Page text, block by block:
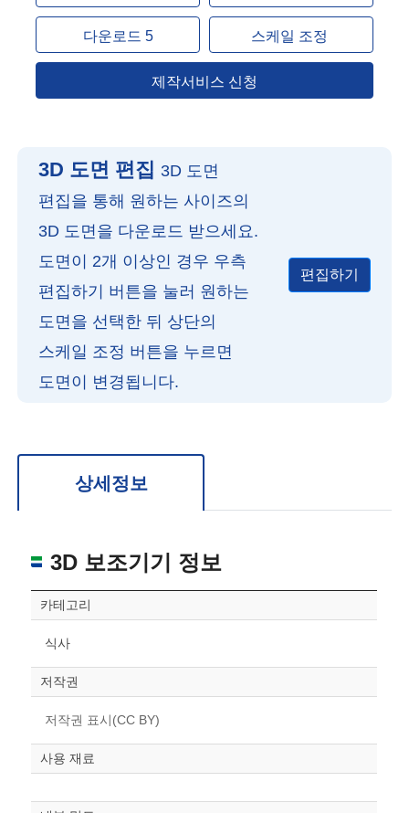
다운로드 5 스케일 조정
제작서비스 신청
3D 도면 편집 3D 도면
편집을 통해 원하는 사이즈의
3D 도면을 다운로드 받으세요.
도면이 2개 이상인 경우 우측
편집하기 버튼을 눌러 원하는
도면을 선택한 뒤 상단의
스케일 조정 버튼을 누르면
도면이 변경됩니다.
편집하기
위치 이동: 우측 드래그
상세정보
3D 보조기기 정보
카테고리
식사
저작권
저작권 표시(CC BY)
사용 재료